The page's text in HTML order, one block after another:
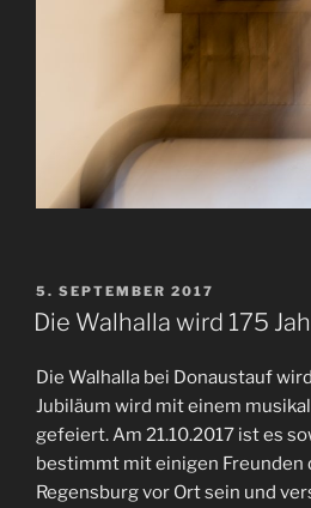
VERÖFFENTLICHT
AM
5. SEPTEMBER 2017
Die Walhalla wird 175
Die Walhalla bei Donaustauf
Jubiläum wird mit einem
gefeiert. Am 21.10.2017 ist es
bestimmt mit einigen Freunden
Regensburg vor Ort sein und